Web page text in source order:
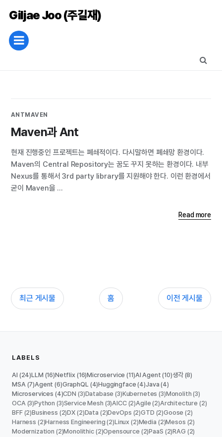
Giljae Joo (주길재)
ANT MAVEN
Maven과 Ant
현재 진행중인 프로젝트는 폐쇄적이다. 다시말하면 폐쇄망 환경이다.
Maven의 Central Repository는 꿈도 꾸지 못하는 환경이다. 내부
Nexus를 통해서 3rd party library를 지원해야 한다. 이런 환경에서
굳이 Maven을 ...
Read more
최근 게시물 이전 게시물
홈
LABELS
AI (24)LLM (16)Netflix (16)Microservice (11)AI Agent (10)생각 (8)
MSA (7)Agent (6)GraphQL (4)Huggingface (4)Java (4)
Microservices (4)CDN (3)Database (3)Kubernetes (3)Monolith (3)
OCA (3)Python (3)Service Mesh (3)AICC (2)Agile (2)Architecture (2)
BFF (2)Business (2)DX (2)Data (2)DevOps (2)GTD (2)Goose (2)
Harness (2)Harness Engineering (2)Linux (2)Media (2)Mesos (2)
Modernization (2)Monolithic (2)Opensource (2)PaaS (2)RAG (2)